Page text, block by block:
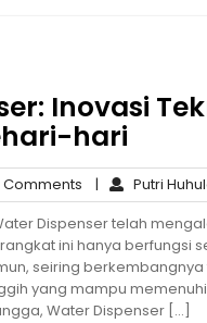
Inovasi
hari
Comments No
Comments
| Putri
Dispenser telah
ini hanya
seiring
yang mampu
Water Dispenser […]